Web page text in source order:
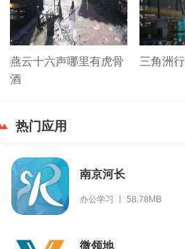
燕云十六声哪里有虎骨
酒
三角洲
热门应用
南京河长
办公学习 丨 58.78MB
微领地